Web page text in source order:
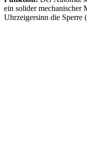
ein solider mechanischer
Uhrzeigersinn die Sperre